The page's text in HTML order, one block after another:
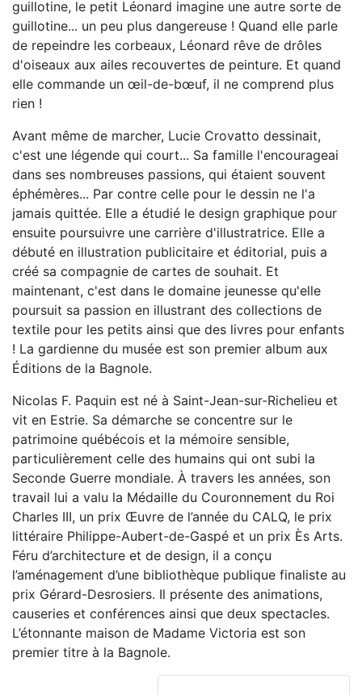
guillotine, le petit Léonard imagine une autre sorte de
guillotine... un peu plus dangereuse ! Quand elle parle
de repeindre les corbeaux, Léonard rêve de drôles
d'oiseaux aux ailes recouvertes de peinture. Et quand
elle commande un œil-de-bœuf, il ne comprend plus
rien !
Avant même de marcher, Lucie Crovatto dessinait,
c'est une légende qui court... Sa famille l'encourageai
dans ses nombreuses passions, qui étaient souvent
éphémères... Par contre celle pour le dessin ne l'a
jamais quittée. Elle a étudié le design graphique pour
ensuite poursuivre une carrière d'illustratrice. Elle a
débuté en illustration publicitaire et éditorial, puis a
créé sa compagnie de cartes de souhait. Et
maintenant, c'est dans le domaine jeunesse qu'elle
poursuit sa passion en illustrant des collections de
textile pour les petits ainsi que des livres pour enfants
! La gardienne du musée est son premier album aux
Éditions de la Bagnole.
Nicolas F. Paquin est né à Saint-Jean-sur-Richelieu et
vit en Estrie. Sa démarche se concentre sur le
patrimoine québécois et la mémoire sensible,
particulièrement celle des humains qui ont subi la
Seconde Guerre mondiale. À travers les années, son
travail lui a valu la Médaille du Couronnement du Roi
Charles III, un prix Œuvre de l’année du CALQ, le prix
littéraire Philippe-Aubert-de-Gaspé et un prix Ès Arts.
Féru d’architecture et de design, il a conçu
l’aménagement d’une bibliothèque publique finaliste au
prix Gérard-Desrosiers. Il présente des animations,
causeries et conférences ainsi que deux spectacles.
L’étonnante maison de Madame Victoria est son
premier titre à la Bagnole.